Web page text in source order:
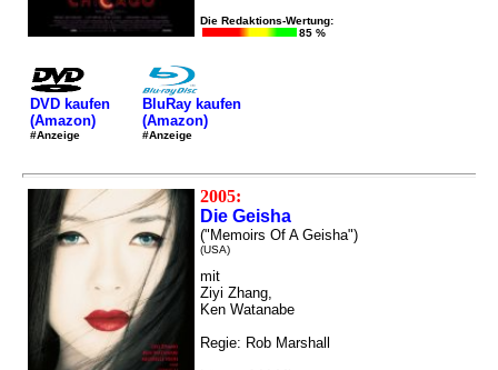
Die Redaktions-Wertung:
85 %
DVD kaufen
(Amazon)
#Anzeige
BluRay kaufen
(Amazon)
#Anzeige
2005:
Die Geisha
("Memoirs Of A Geisha")
(USA)
mit
Ziyi Zhang,
Ken Watanabe
Regie: Rob Marshall